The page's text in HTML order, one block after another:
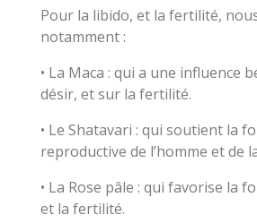
Pour la libido, et la fertilité,
notamment :
• La Maca : qui a une influence
désir, et sur la fertilité.
• Le Shatavari : qui soutient la
reproductive de l’homme et de
• La Rose pâle : qui favorise la
et la fertilité.